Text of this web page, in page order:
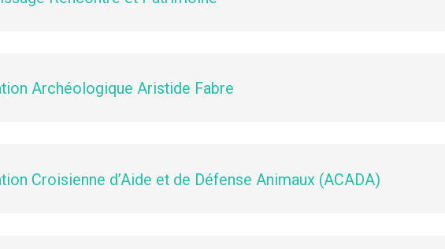
Archéologique Aristide Fabre
Croisienne d’Aide et de Défense Animaux (ACADA)